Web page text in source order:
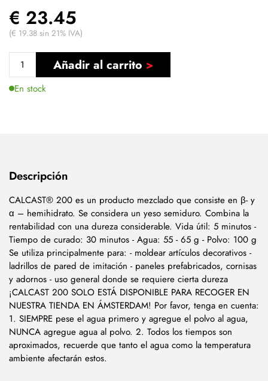
€ 23.45
(€ 19.38 sin 21% IVA)
Añadir al carrito
En stock
Descripción
CALCAST® 200 es un producto mezclado que consiste en β- y
α – hemihidrato. Se considera un yeso semiduro. Combina la
rentabilidad con una dureza considerable. Vida útil: 5 minutos -
Tiempo de curado: 30 minutos - Agua: 55 - 65 g - Polvo: 100 g
Se utiliza principalmente para: - moldear artículos decorativos -
ladrillos de pared de imitación - paneles prefabricados, cornisas
y adornos - uso general donde se requiere cierta dureza
¡CALCAST 200 SOLO ESTÁ DISPONIBLE PARA RECOGER EN
NUESTRA TIENDA EN ÁMSTERDAM! Por favor, tenga en cuenta:
1. SIEMPRE pese el agua primero y agregue el polvo al agua,
NUNCA agregue agua al polvo. 2. Todos los tiempos son
aproximados, recuerde que tanto el agua como la temperatura
ambiente afectarán estos.